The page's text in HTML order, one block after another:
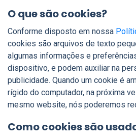
O que são cookies?
Conforme disposto em nossa
cookies são arquivos de texto
algumas informações e
dispositivo, e podem auxiliar na
publicidade. Quando um cookie é
rígido do computador, na próxima
mesmo website, nós poderemos
Como cookies são